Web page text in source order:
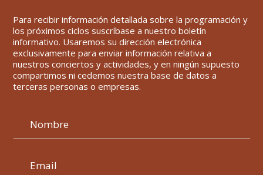
Para recibir información detallada sobre la programación y
los próximos ciclos suscríbase a nuestro boletín
informativo. Usaremos su dirección electrónica
exclusivamente para enviar información relativa a
nuestros conciertos y actividades, y en ningún supuesto
compartimos ni cedemos nuestra base de datos a
terceras personas o empresas.